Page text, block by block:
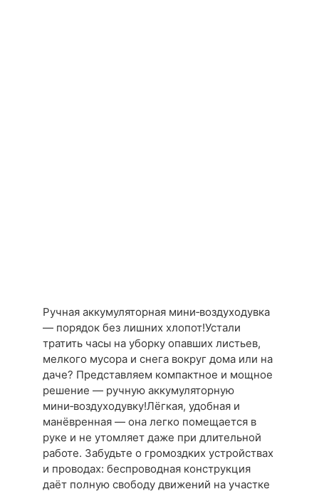
Ручная аккумуляторная мини‑воздуходувка
— порядок без лишних хлопот!Устали
тратить часы на уборку опавших листьев,
мелкого мусора и снега вокруг дома или на
даче? Представляем компактное и мощное
решение — ручную аккумуляторную
мини‑воздуходувку!Лёгкая, удобная и
манёвренная — она легко помещается в
руке и не утомляет даже при длительной
работе. Забудьте о громоздких устройствах
и проводах: беспроводная конструкция
даёт полную свободу движений на участке